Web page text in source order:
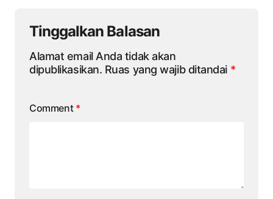
Tinggalkan Balasan
Alamat email Anda tidak akan
dipublikasikan. Ruas yang wajib ditandai *
Comment *